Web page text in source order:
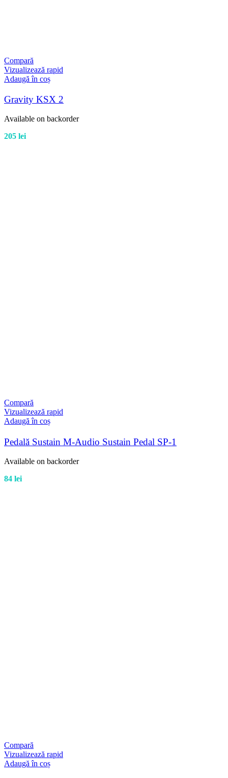
Compară
Vizualizează rapid
Adaugă în coș
Gravity KSX 2
Available on backorder
205 lei
Compară
Vizualizează rapid
Adaugă în coș
Pedală Sustain M-Audio Sustain Pedal SP-1
Available on backorder
84 lei
Compară
Vizualizează rapid
Adaugă în coș